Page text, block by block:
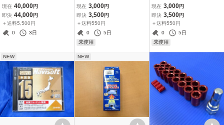
－３Ｍ５ １６－７Ｊ＋
５０ １０８／５Ｈ ハ
ブ径６３．４ 店舗在庫
品 傷・汚れ有 ＶＯＬ
現在 40,000円
即決 44,000円
＋送料5,500円
0
3日
9T カメラ接続アダプタ
ー ≪未開封・未使用品
≫
現在 3,000円
即決 3,500円
＋送料550円
0
5日
未使用
5N カメラ接続アダプタ
ー ≪未開封・未使用品
≫
現在 3,000円
即決 3,500円
＋送料550円
0
5日
未使用
NEW NEW